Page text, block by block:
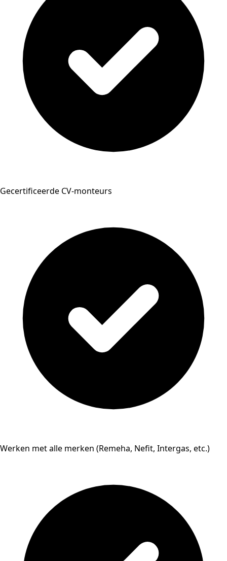
Gecertificeerde CV-monteurs
Werken met alle merken (Remeha, Nefit, Intergas, etc.)